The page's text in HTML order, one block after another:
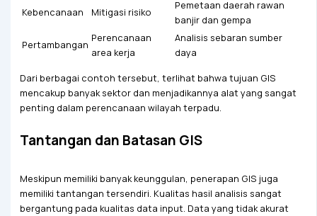
Kebencanaan Mitigasi risiko
Pemetaan daerah rawan
banjir dan gempa
Pertambangan
Perencanaan
area kerja
Analisis sebaran sumber
daya
Dari berbagai contoh tersebut, terlihat bahwa tujuan GIS
mencakup banyak sektor dan menjadikannya alat yang sangat
penting dalam perencanaan wilayah terpadu.
Tantangan dan Batasan GIS
Meskipun memiliki banyak keunggulan, penerapan GIS juga
memiliki tantangan tersendiri. Kualitas hasil analisis sangat
bergantung pada kualitas data input. Data yang tidak akurat